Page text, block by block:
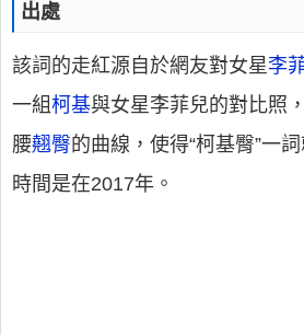
出處
該詞的走紅源自於網友對女星李
一組柯基與女星李菲兒的對比照
腰翹臀的曲線，使得“柯基臀”一
時間是在2017年。